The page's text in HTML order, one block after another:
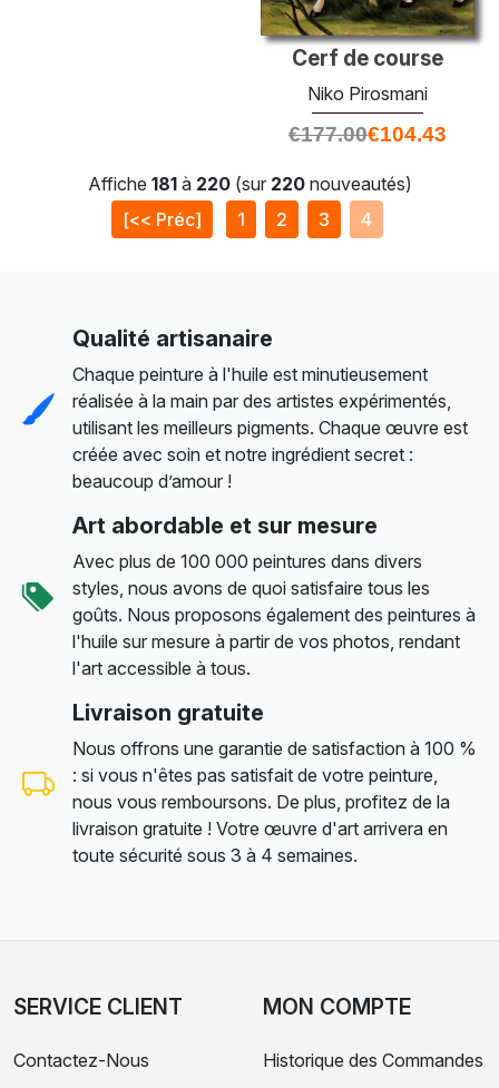
Cerf de course
Niko Pirosmani
€177.00€104.43
Affiche 181à 220(sur 220nouveautés)
[<< Préc]
1 2 3 4
Qualité artisanaire
Chaque peinture à l'huile est minutieusement
réalisée à la main par des artistes expérimentés,
utilisant les meilleurs pigments. Chaque œuvre est
créée avec soin et notre ingrédient secret :
beaucoup d’amour !
Art abordable et sur mesure
Avec plus de 100 000 peintures dans divers
styles, nous avons de quoi satisfaire tous les
goûts. Nous proposons également des peintures à
l'huile sur mesure à partir de vos photos, rendant
l'art accessible à tous.
Livraison gratuite
Nous offrons une garantie de satisfaction à 100 %
: si vous n'êtes pas satisfait de votre peinture,
nous vous remboursons. De plus, profitez de la
livraison gratuite ! Votre œuvre d'art arrivera en
toute sécurité sous 3 à 4 semaines.
SERVICE CLIENT
Contactez-Nous
MON COMPTE
Historique des Commandes